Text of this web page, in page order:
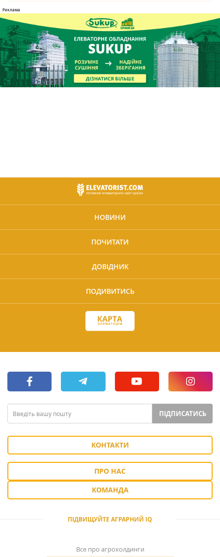
НОВИНИ
ПОЧИТАТИ
ДОВІДНИК
ПОДИВИТИСЬ
ПІДПИСАТИСЬ
КОНТАКТИ
ПРО НАС
КОМАНДА
ПІДВИЩУЙТЕ АГРАРНИЙ IQ
Все про агрохолдинги